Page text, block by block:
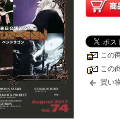
この
この
買い